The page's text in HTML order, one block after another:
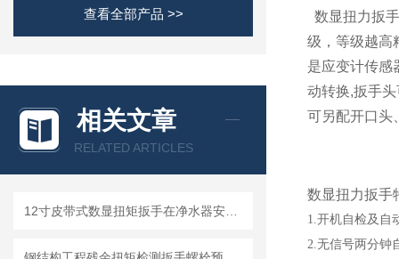
查看全部产品 >>
相关文章
RELATED ARTICLES
数显扭力扳
级，等级越高
是应变计传感
动转换,扳手
可另配开口头
数显扭力扳手
1.开机自检及自
2.无信号两分钟